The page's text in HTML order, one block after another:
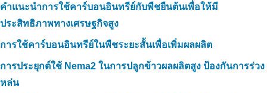
คำแนะนำการใช้คาร์บอนอินทรีย์กับพืชยืนต้นเพื่อให้มี
ประสิทธิภาพทางเศรษฐกิจสูง
การใช้คาร์บอนอินทรีย์ในพืชระยะสั้นเพื่อเพิ่มผลผลิต
การประยุกต์ใช้ Nema2 ในการปลูกข้าวผลผลิตสูง ป้องกันการร่วง
หล่น